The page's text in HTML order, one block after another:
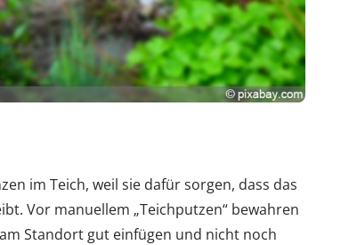
im Teich, weil sie dafür sorgen, dass das
Vor manuellem „Teichputzen“ bewahren
Standort gut einfügen und nicht noch